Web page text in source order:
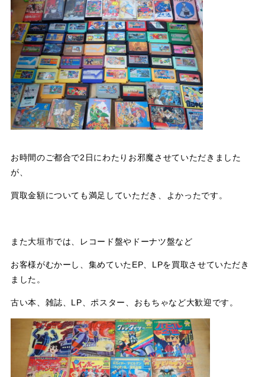
お時間のご都合で2日にわたりお邪魔させていただきました
が、
買取金額についても満足していただき、よかったです。
また大垣市では、レコード盤やドーナツ盤など
お客様がむかーし、集めていたEP、LPを買取させていただき
ました。
古い本、雑誌、LP、ポスター、おもちゃなど大歓迎です。